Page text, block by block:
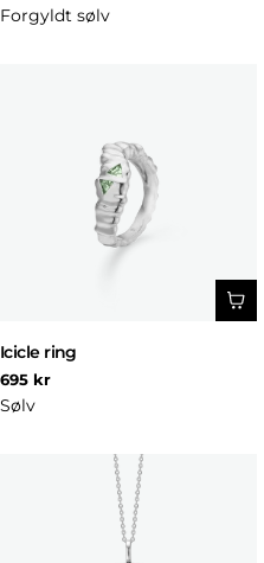
pris
Forgyldt sølv
Icicle ring
Normal
pris
695 kr
Sølv